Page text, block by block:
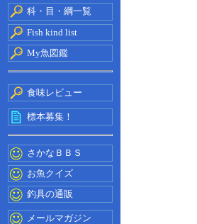
科・目・綱一覧
Fish kind list
My魚図鑑
食味レビュー
標本募集！
さかなＢＢＳ
お魚クイズ
釣具の通販
メールマガジン